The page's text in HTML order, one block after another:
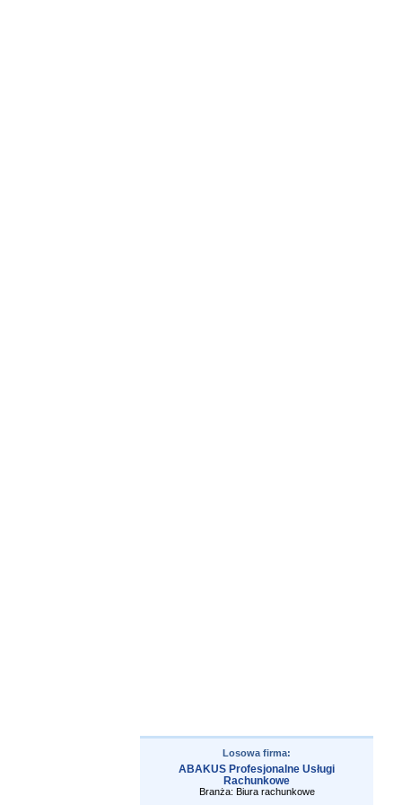
Losowa firma:
ABAKUS Profesjonalne Usługi
Rachunkowe
Branża: Biura rachunkowe